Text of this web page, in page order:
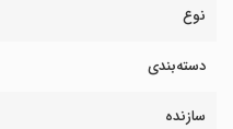
نوع
دسته‌بندی
سازنده